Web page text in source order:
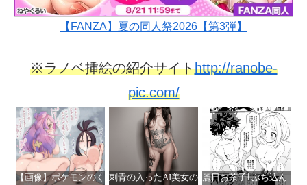
【FANZA】夏の同人祭2026【第3弾】
※ラノベ挿絵の紹介サイトhttp://ranobe-
pic.com/